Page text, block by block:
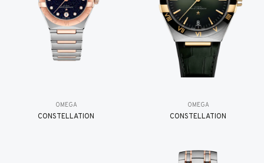
OMEGA
CONSTELLATION
OMEGA
CONSTELLATION